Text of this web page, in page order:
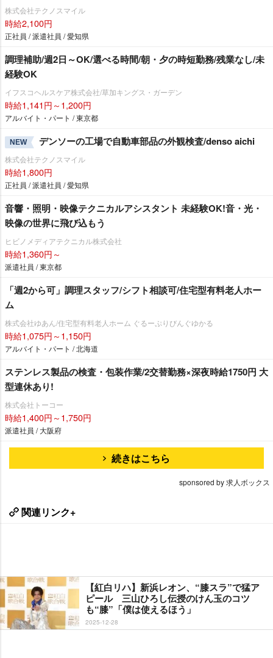
株式会社テクノスマイル
時給2,100円
正社員 / 派遣社員 / 愛知県
調理補助/週2日～OK/選べる時間/朝・夕の時短勤務/残業なし/未
経験OK
イフスコヘルスケア株式会社/草加キングス・ガーデン
時給1,141円～1,200円
アルバイト・パート / 東京都
NEW デンソーの工場で自動車部品の外観検査/denso aichi
株式会社テクノスマイル
時給1,800円
正社員 / 派遣社員 / 愛知県
音響・照明・映像テクニカルアシスタント 未経験OK!音・光・
映像の世界に飛び込もう
ヒビノメディアテクニカル株式会社
時給1,360円～
派遣社員 / 東京都
「週2から可」調理スタッフ/シフト相談可/住宅型有料老人ホー
ム
株式会社ゆあん/住宅型有料老人ホーム ぐるーぷりびんぐゆかる
時給1,075円～1,150円
アルバイト・パート / 北海道
ステンレス製品の検査・包装作業/2交替勤務×深夜時給1750円 大
型連休あり!
株式会社トーコー
時給1,400円～1,750円
派遣社員 / 大阪府
続きはこちら
sponsored by 求人ボックス
関連リンク+
【紅白リハ】新浜レオン、“膝スラ”で猛ア
ピール 三山ひろし伝授のけん玉のコツ
も“膝”「僕は使えるほう」
2025-12-28